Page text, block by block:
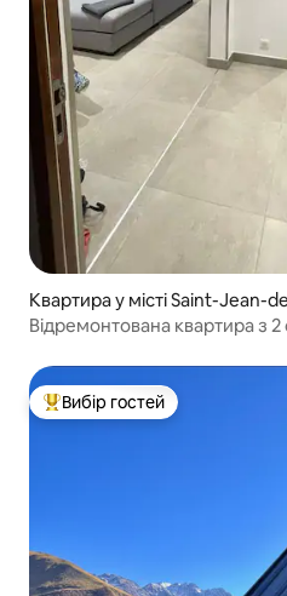
Квартира у місті Saint-Jean-
Відремонтована квартира з
Топ вибір гостей
Вибір гостей